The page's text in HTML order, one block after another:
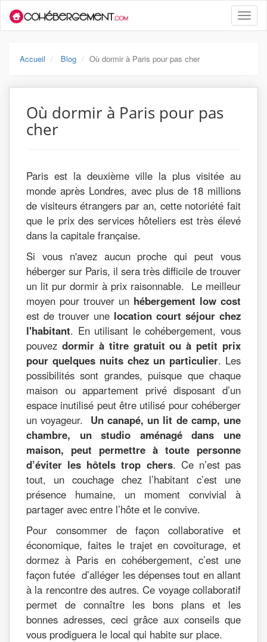
Toggle
Accueil Blog Où dormir à Paris pour pas cher
Où dormir à Paris pour pas
cher
Paris est la deuxième ville la plus visitée au
monde après Londres, avec plus de 18 millions
de visiteurs étrangers par an, cette notoriété fait
que le prix des services hôteliers est très élevé
dans la capitale française.
Si vous n'avez aucun proche qui peut vous
héberger sur Paris, il sera très difficile de trouver
un lit pur dormir à prix raisonnable. Le meilleur
moyen pour trouver un hébergement low cost
est de trouver une location court séjour chez
l'habitant. En utilisant le cohébergement, vous
pouvez dormir à titre gratuit ou à petit prix
pour quelques nuits chez un particulier. Les
possibilités sont grandes, puisque que chaque
maison ou appartement privé disposant d’un
espace inutilisé peut être utilisé pour cohéberger
un voyageur. Un canapé, un lit de camp, une
chambre, un studio aménagé dans une
maison, peut permettre à toute personne
d’éviter les hôtels trop chers. Ce n’est pas
tout, un couchage chez l’habitant c’est une
présence humaine, un moment convivial à
partager avec entre l’hôte et le convive.
Pour consommer de façon collaborative et
économique, faites le trajet en covoiturage, et
dormez à Paris en cohébergement, c’est une
façon futée d’alléger les dépenses tout en allant
à la rencontre des autres. Ce voyage collaboratif
permet de connaître les bons plans et les
bonnes adresses, ceci grâce aux conseils que
vous prodiguera le local qui habite sur place.